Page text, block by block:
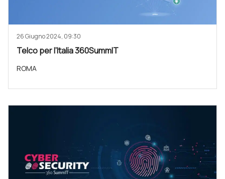
26 Giugno 2024, 09:30
Telco per l’Italia 360SummIT
ROMA